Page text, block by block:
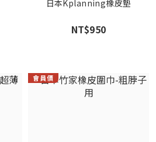
日本Kplanning橡皮墊
NT$950